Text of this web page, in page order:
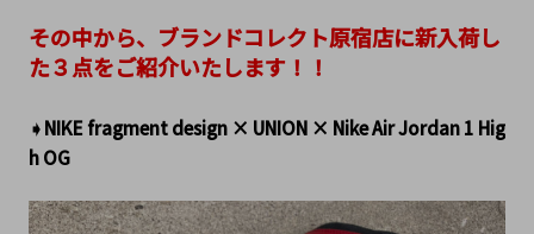
その中から、ブランドコレクト原宿店に新入荷し
た３点をご紹介いたします！！
➧NIKE fragment design × UNION × Nike Air Jordan 1 Hig
h OG